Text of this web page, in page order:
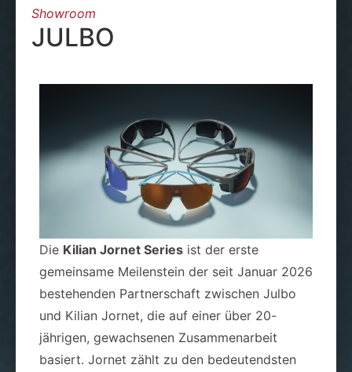
Showroom
JULBO
Die Kilian Jornet Series ist der erste
gemeinsame Meilenstein der seit Januar 2026
bestehenden Partnerschaft zwischen Julbo
und Kilian Jornet, die auf einer über 20-
jährigen, gewachsenen Zusammenarbeit
basiert. Jornet zählt zu den bedeutendsten